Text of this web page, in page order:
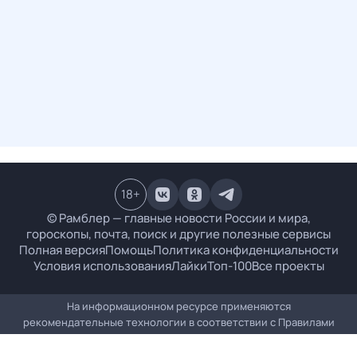
© Рамблер — главные новости России и мира,
гороскопы, почта, поиск и другие полезные сервисы
Полная версияПомощьПолитика конфиденциальности
Условия использованияЛайкиТоп-100Все проекты
18+
На информационном ресурсе применяются
рекомендательные технологии в соответствии с Правилами